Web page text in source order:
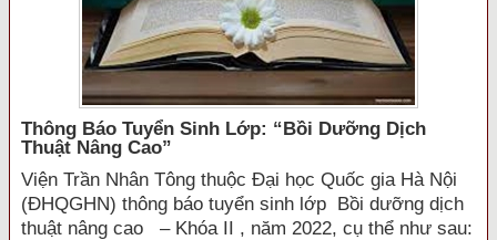
Thông Báo Tuyển Sinh Lớp: “bồi Dưỡng Dịch
Thuật Nâng Cao”
Viện Trần Nhân Tông thuộc Đại học Quốc gia Hà Nội
(ĐHQGHN) thông báo tuyển sinh lớp Bồi dưỡng dịch
thuật nâng cao – Khóa II , năm 2022, cụ thể như sau: